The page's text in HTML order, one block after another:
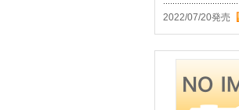
2022/07/20発売